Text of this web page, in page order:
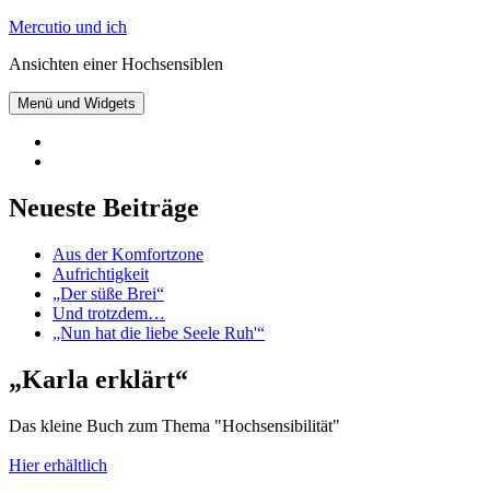
Zum
springen
Mercutio und ich
Ansichten einer Hochsensiblen
Menü und Widgets
Neueste Beiträge
Aus der Komfortzone
Aufrichtigkeit
„Der süße Brei“
Und trotzdem…
„Nun hat die liebe Seele Ruh'“
„Karla erklärt“
Das kleine Buch zum Thema "Hochsensibilität"
Hier erhältlich